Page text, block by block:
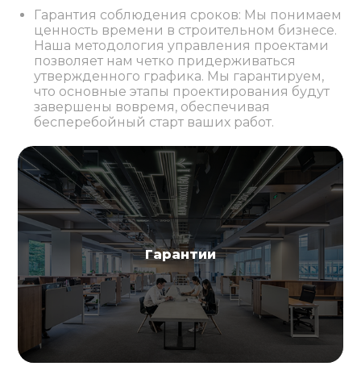
Гарантия соблюдения сроков: Мы понимаем
ценность времени в строительном бизнесе.
Наша методология управления проектами
позволяет нам четко придерживаться
утвержденного графика. Мы гарантируем,
что основные этапы проектирования будут
завершены вовремя, обеспечивая
бесперебойный старт ваших работ.
Гарантии